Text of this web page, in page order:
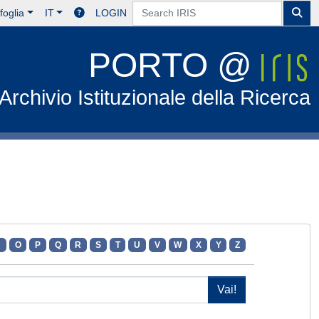
IT LOGIN
PORTO @
Istituzionale della Ricerca
O P Q R S T U V W X Y Z